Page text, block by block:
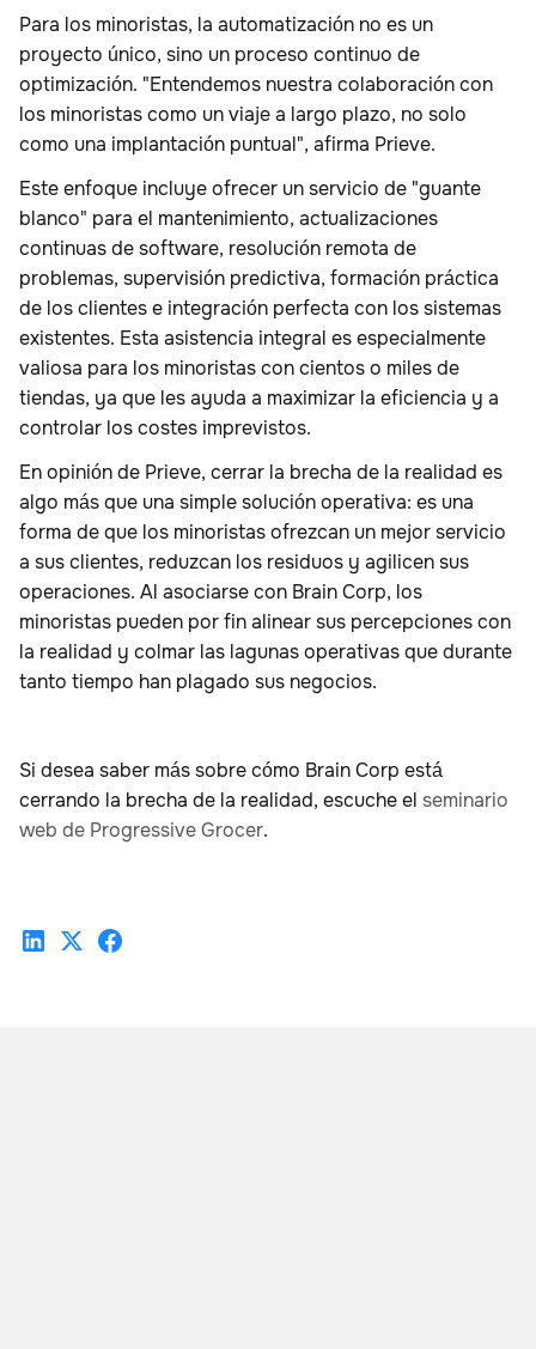
Para los minoristas, la automatización no es un
proyecto único, sino un proceso continuo de
optimización. "Entendemos nuestra colaboración con
los minoristas como un viaje a largo plazo, no solo
como una implantación puntual", afirma Prieve.
Este enfoque incluye ofrecer un servicio de "guante
blanco" para el mantenimiento, actualizaciones
continuas de software, resolución remota de
problemas, supervisión predictiva, formación práctica
de los clientes e integración perfecta con los sistemas
existentes. Esta asistencia integral es especialmente
valiosa para los minoristas con cientos o miles de
tiendas, ya que les ayuda a maximizar la eficiencia y a
controlar los costes imprevistos.
En opinión de Prieve, cerrar la brecha de la realidad es
algo más que una simple solución operativa: es una
forma de que los minoristas ofrezcan un mejor servicio
a sus clientes, reduzcan los residuos y agilicen sus
operaciones. Al asociarse con Brain Corp, los
minoristas pueden por fin alinear sus percepciones con
la realidad y colmar las lagunas operativas que durante
tanto tiempo han plagado sus negocios.
Si desea saber más sobre cómo Brain Corp está
cerrando la brecha de la realidad, escuche el seminario
web de Progressive Grocer.